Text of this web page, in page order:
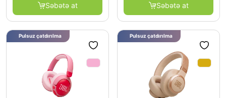
Səbətə at Səbətə at
Pulsuz çatdırılma Pulsuz çatdırılma